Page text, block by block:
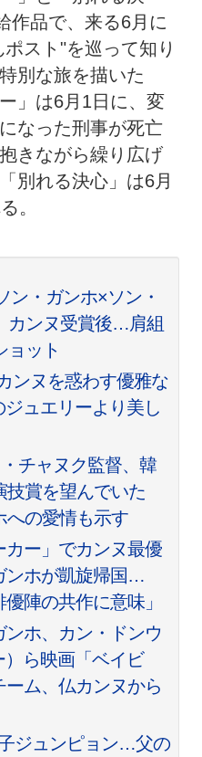
作品で、来る6月に
スト"を巡って知り
別な旅を描いた
」は6月1日に、変
なった刑事が死亡
きながら繰り広げ
別れる決心」は6月
。
ン・ガンホ×ソン・
カンヌ受賞後…肩組
ョット
ンヌを惑わす優雅な
ュエリーより美し
チャヌク監督、韓
技賞を望んでいた
の愛情も示す
カー」でカンヌ最優
ンホが凱旋帰国…
優陣の共作に意味」
ンホ、カン・ドンウ
）ら映画「ベイビ
ム、仏カンヌから
ジュンピョン…父の